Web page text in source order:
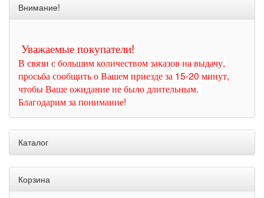
Внимание!
Уважаемые покупатели!
В связи с большим количеством заказов на выдачу,
просьба сообщить о Вашем приезде за 15-20 минут,
чтобы Ваше ожидание не было длительным.
Благодарим за понимание!
Каталог
Корзина